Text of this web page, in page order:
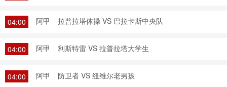
04:00 阿甲 拉普拉塔体操 VS 巴拉卡斯中央队
04:00 阿甲 利斯特雷 VS 拉普拉塔大学生
04:00 阿甲 防卫者 VS 纽维尔老男孩